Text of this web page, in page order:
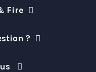
Fire
?